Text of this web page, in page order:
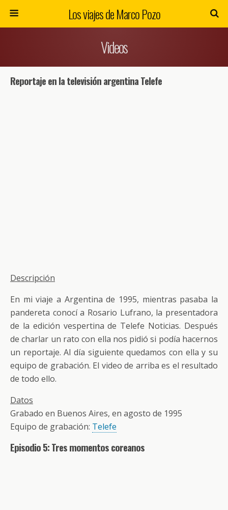
Los viajes de Marco Pozo
Videos
Reportaje en la televisión argentina Telefe
Descripción
En mi viaje a Argentina de 1995, mientras pasaba la
pandereta conocí a Rosario Lufrano, la presentadora
de la edición vespertina de Telefe Noticias. Después
de charlar un rato con ella nos pidió si podía hacernos
un reportaje. Al día siguiente quedamos con ella y su
equipo de grabación. El video de arriba es el resultado
de todo ello.
Datos
Grabado en Buenos Aires, en agosto de 1995
Equipo de grabación: Telefe
Episodio 5: Tres momentos coreanos